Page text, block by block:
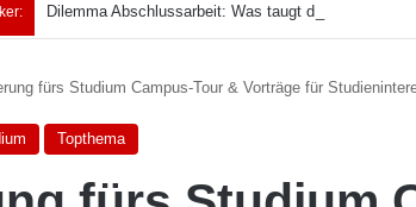
Dilemma Abschlussarbeit: Was taugt die
fürs Studium Campus-Tour & Vorträge für
Topthema